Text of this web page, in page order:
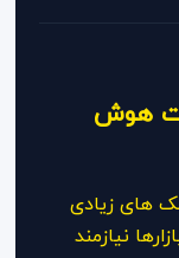
هوش
های زیادی
نیازمند